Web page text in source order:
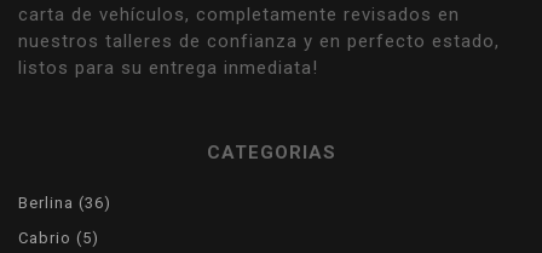
carta de vehículos, completamente revisados en
nuestros talleres de confianza y en perfecto estado,
listos para su entrega inmediata!
CATEGORIAS
Berlina 3636
Cabrio 55